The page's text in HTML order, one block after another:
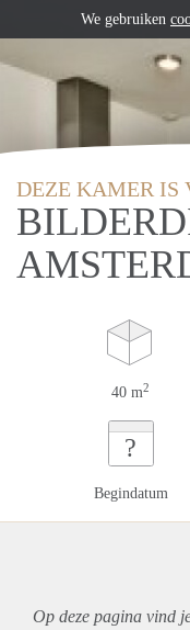
DEZE KAMER IS
40 m2
?
Begindatum
Op deze pagina vind
We gebruiken